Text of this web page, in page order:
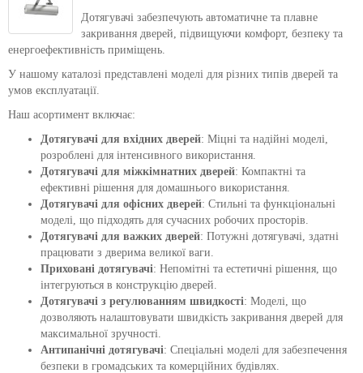
Дотягувачі забезпечують автоматичне та плавне
закривання дверей, підвищуючи комфорт, безпеку та
енергоефективність приміщень.
У нашому каталозі представлені моделі для різних типів дверей та
умов експлуатації.
Наш асортимент включає:
Дотягувачі для вхідних дверей: Міцні та надійні моделі,
розроблені для інтенсивного використання.
Дотягувачі для міжкімнатних дверей: Компактні та
ефективні рішення для домашнього використання.
Дотягувачі для офісних дверей: Стильні та функціональні
моделі, що підходять для сучасних робочих просторів.
Дотягувачі для важких дверей: Потужні дотягувачі, здатні
працювати з дверима великої ваги.
Приховані дотягувачі: Непомітні та естетичні рішення, що
інтегруються в конструкцію дверей.
Дотягувачі з регулюванням швидкості: Моделі, що
дозволяють налаштовувати швидкість закривання дверей для
максимальної зручності.
Антипанічні дотягувачі: Спеціальні моделі для забезпечення
безпеки в громадських та комерційних будівлях.